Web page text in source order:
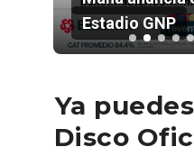
Estadio GNP
Ya
Disco